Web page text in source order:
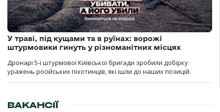
У траві, під кущами та в руїнах: ворожі
штурмовики гинуть у різноманітних місцях
Дронарі 5-ї штурмової Київської бригади зробили добірку
уражень російських піхотинців, які ішли до наших позицій.
ВАКАНСІЇ